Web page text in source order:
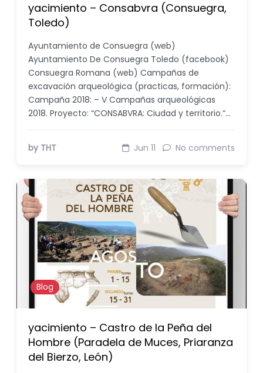
yacimiento – Consabvra (Consuegra,
Toledo)
Ayuntamiento de Consuegra (web)
Ayuntamiento De Consuegra Toledo (facebook)
Consuegra Romana (web) Campañas de
excavación arqueológica (practicas, formación):
Campaña 2018: – V Campañas arqueológicas
2018. Proyecto: “CONSABVRA: Ciudad y territorio.“…
by THT Jun 11 No comments
Blog
yacimiento – Castro de la Peña del
Hombre (Paradela de Muces, Priaranza
del Bierzo, León)